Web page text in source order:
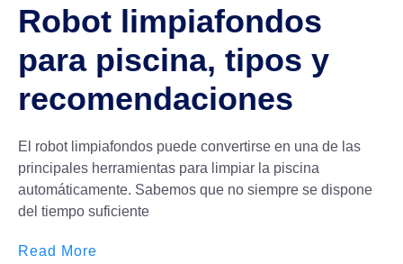
Robot limpiafondos
para piscina, tipos y
recomendaciones
El robot limpiafondos puede convertirse en una de las
principales herramientas para limpiar la piscina
automáticamente. Sabemos que no siempre se dispone
del tiempo suficiente
Read More